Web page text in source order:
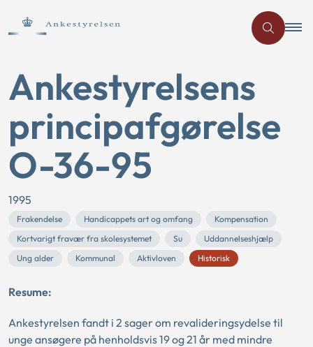
Ankestyrelsens
principafgørelse
O-36-95
1995
Frakendelse Handicappets art og omfang
Kompensation
Kortvarigt fravær fra skolesystemet
Su
Uddannelseshjælp
Ung alder
Kommunal Aktivloven Historisk
Resume:
Ankestyrelsen fandt i 2 sager om revalideringsydelse til
unge ansøgere på henholdsvis 19 og 21 år med mindre